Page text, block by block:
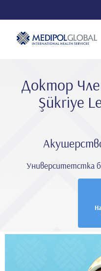
Доктор
Şükri̇ye
Университетстка